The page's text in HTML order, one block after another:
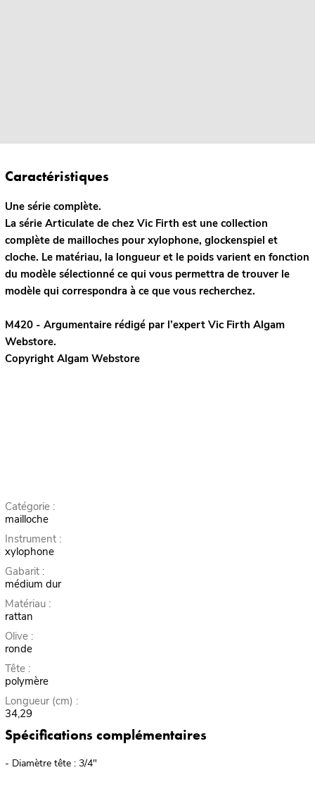
Caractéristiques
Une série complète.
La série Articulate de chez Vic Firth est une collection
complète de mailloches pour xylophone, glockenspiel et
cloche. Le matériau, la longueur et le poids varient en fonction
du modèle sélectionné ce qui vous permettra de trouver le
modèle qui correspondra à ce que vous recherchez.
M420 - Argumentaire rédigé par l’expert Vic Firth Algam
Webstore.
Copyright Algam Webstore
Catégorie :
mailloche
Instrument :
xylophone
Gabarit :
médium dur
Matériau :
rattan
Olive :
ronde
Tête :
polymère
Longueur (cm) :
34,29
Spécifications complémentaires
- Diamètre tête : 3/4"